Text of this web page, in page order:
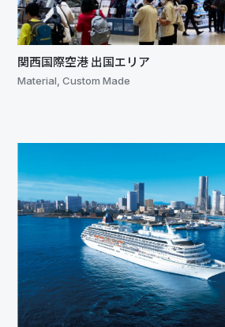
関西国際空港 出国エリア
Material, Custom Made